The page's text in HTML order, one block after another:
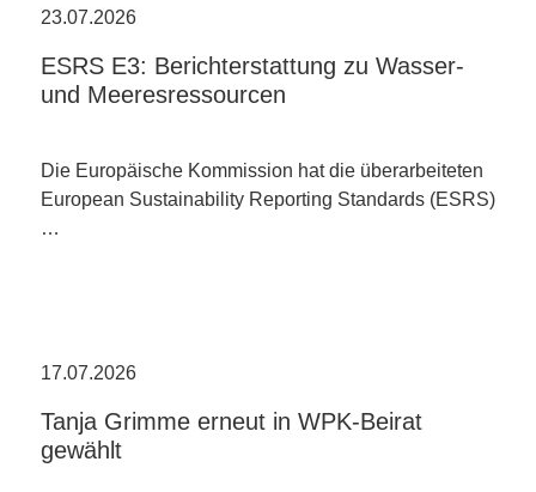
23.07.2026
ESRS E3: Berichterstattung zu Wasser-
und Meeresressourcen
Die Europäische Kommission hat die überarbeiteten
European Sustainability Reporting Standards (ESRS)
…
17.07.2026
Tanja Grimme erneut in WPK-Beirat
gewählt